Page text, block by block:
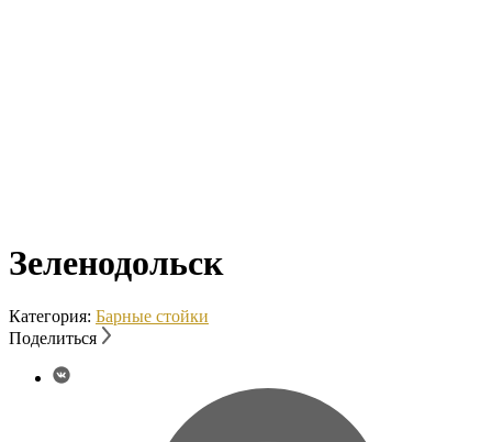
Зеленодольск
Категория: Барные стойки
Поделиться